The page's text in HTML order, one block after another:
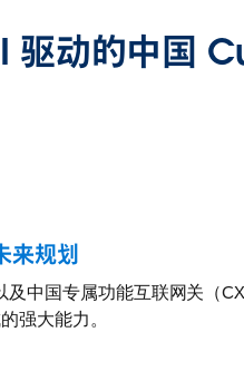
驱动的中国
来规划
中国专属功能互联网关（
强大能力。